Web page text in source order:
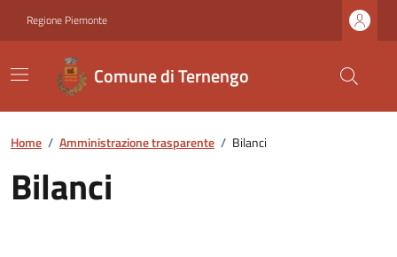
Regione Piemonte
Comune di Ternengo
Home / Amministrazione trasparente / Bilanci
Bilanci